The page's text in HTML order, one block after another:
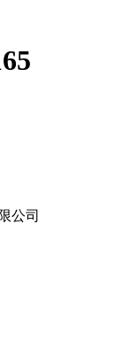
公司